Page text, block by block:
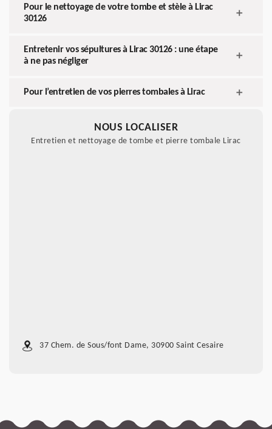
Pour le nettoyage de votre tombe et stèle à Lirac
30126
Entretenir vos sépultures à Lirac 30126 : une étape
à ne pas négliger
Pour l’entretien de vos pierres tombales à Lirac
NOUS LOCALISER
Entretien et nettoyage de tombe et pierre tombale Lirac
37 Chem. de Sous/font Dame, 30900 Saint Cesaire